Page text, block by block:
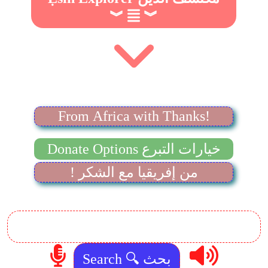
︾
︾
From Africa with Thanks!
Donate Options خيارات التبرع
! من إفريقيا مع الشكر